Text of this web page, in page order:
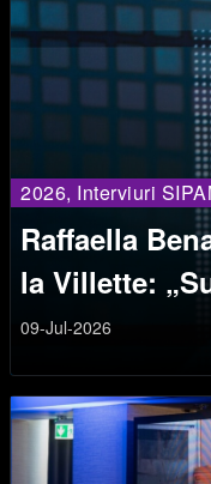
2026, Interviuri
Raffaella
la Villette:
creezi ceva
09-Jul-2026